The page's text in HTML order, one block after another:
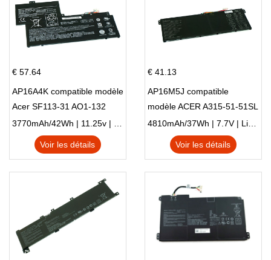
€ 57.64
AP16A4K compatible modèle
Acer SF113-31 AO1-132
NE132
3770mAh/42Wh | 11.25v | Li-ion ...
Voir les détails
€ 41.13
AP16M5J compatible
modèle ACER A315-51-51SL
N17Q1 SERIES
4810mAh/37Wh | 7.7V | Li-ion ...
Voir les détails